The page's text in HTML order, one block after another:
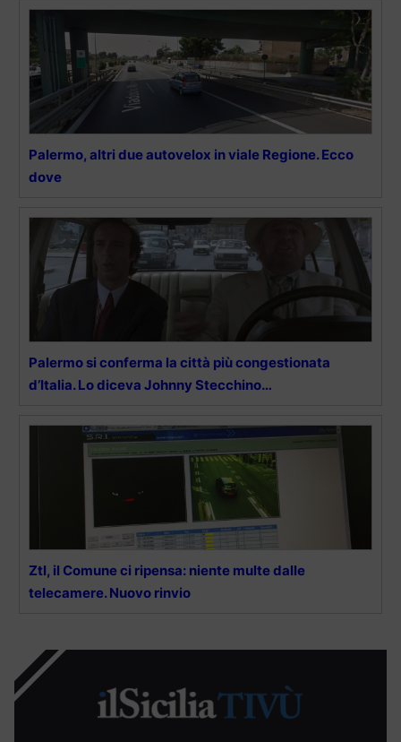
Palermo, altri due autovelox in viale Regione. Ecco
dove
Palermo si conferma la città più congestionata
d’Italia. Lo diceva Johnny Stecchino…
Ztl, il Comune ci ripensa: niente multe dalle
telecamere. Nuovo rinvio